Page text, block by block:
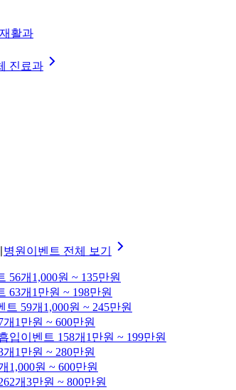
활과
진료과
병원이벤트 전체 보기
56개 1,000원 ~ 135만원
63개 1만원 ~ 198만원
트 59개 1,000원 ~ 245만원
개 1만원 ~ 600만원
입이벤트 158개 1만원 ~ 199만원
개 1만원 ~ 280만원
1,000원 ~ 600만원
개3만원 ~ 800만원